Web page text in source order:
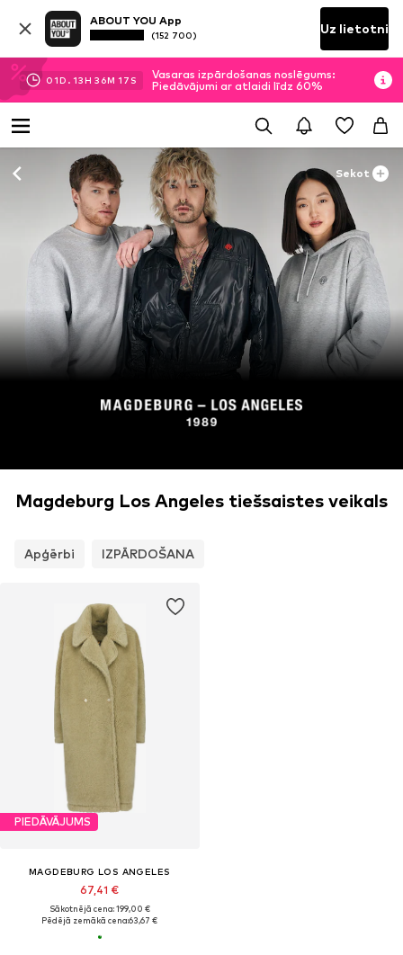
ABOUT YOU App
(152 700) Uz lietotni
01D. 13H 36M 17 S
Vasaras izpārdošanas noslēgums:
Piedāvājumi ar atlaidi līdz 60%
Sekot
Magdeburg Los Angeles tiešsaistes veikals
Apģērbi IZPĀRDOŠANA
PIEDĀVĀJUMS
MAGDEBURG LOS ANGELES
67,41 €
Sākotnējā cena: 199,00 €
Pēdējā zemākā cena:63,67 €